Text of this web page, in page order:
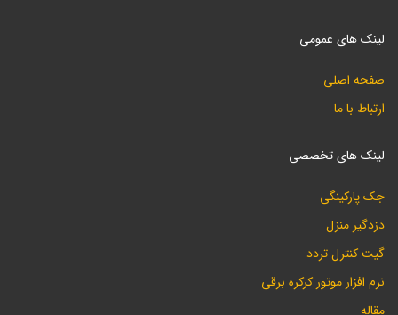
لینک های عمومی
صفحه اصلی
ارتباط با ما
لینک های تخصصی
جک پارکینگی
دزدگیر منزل
گیت کنترل تردد
نرم افزار موتور کرکره برقی
مقاله